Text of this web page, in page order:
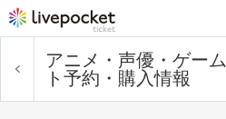
アニメ・声優・ゲーム
ト予約・購入情報